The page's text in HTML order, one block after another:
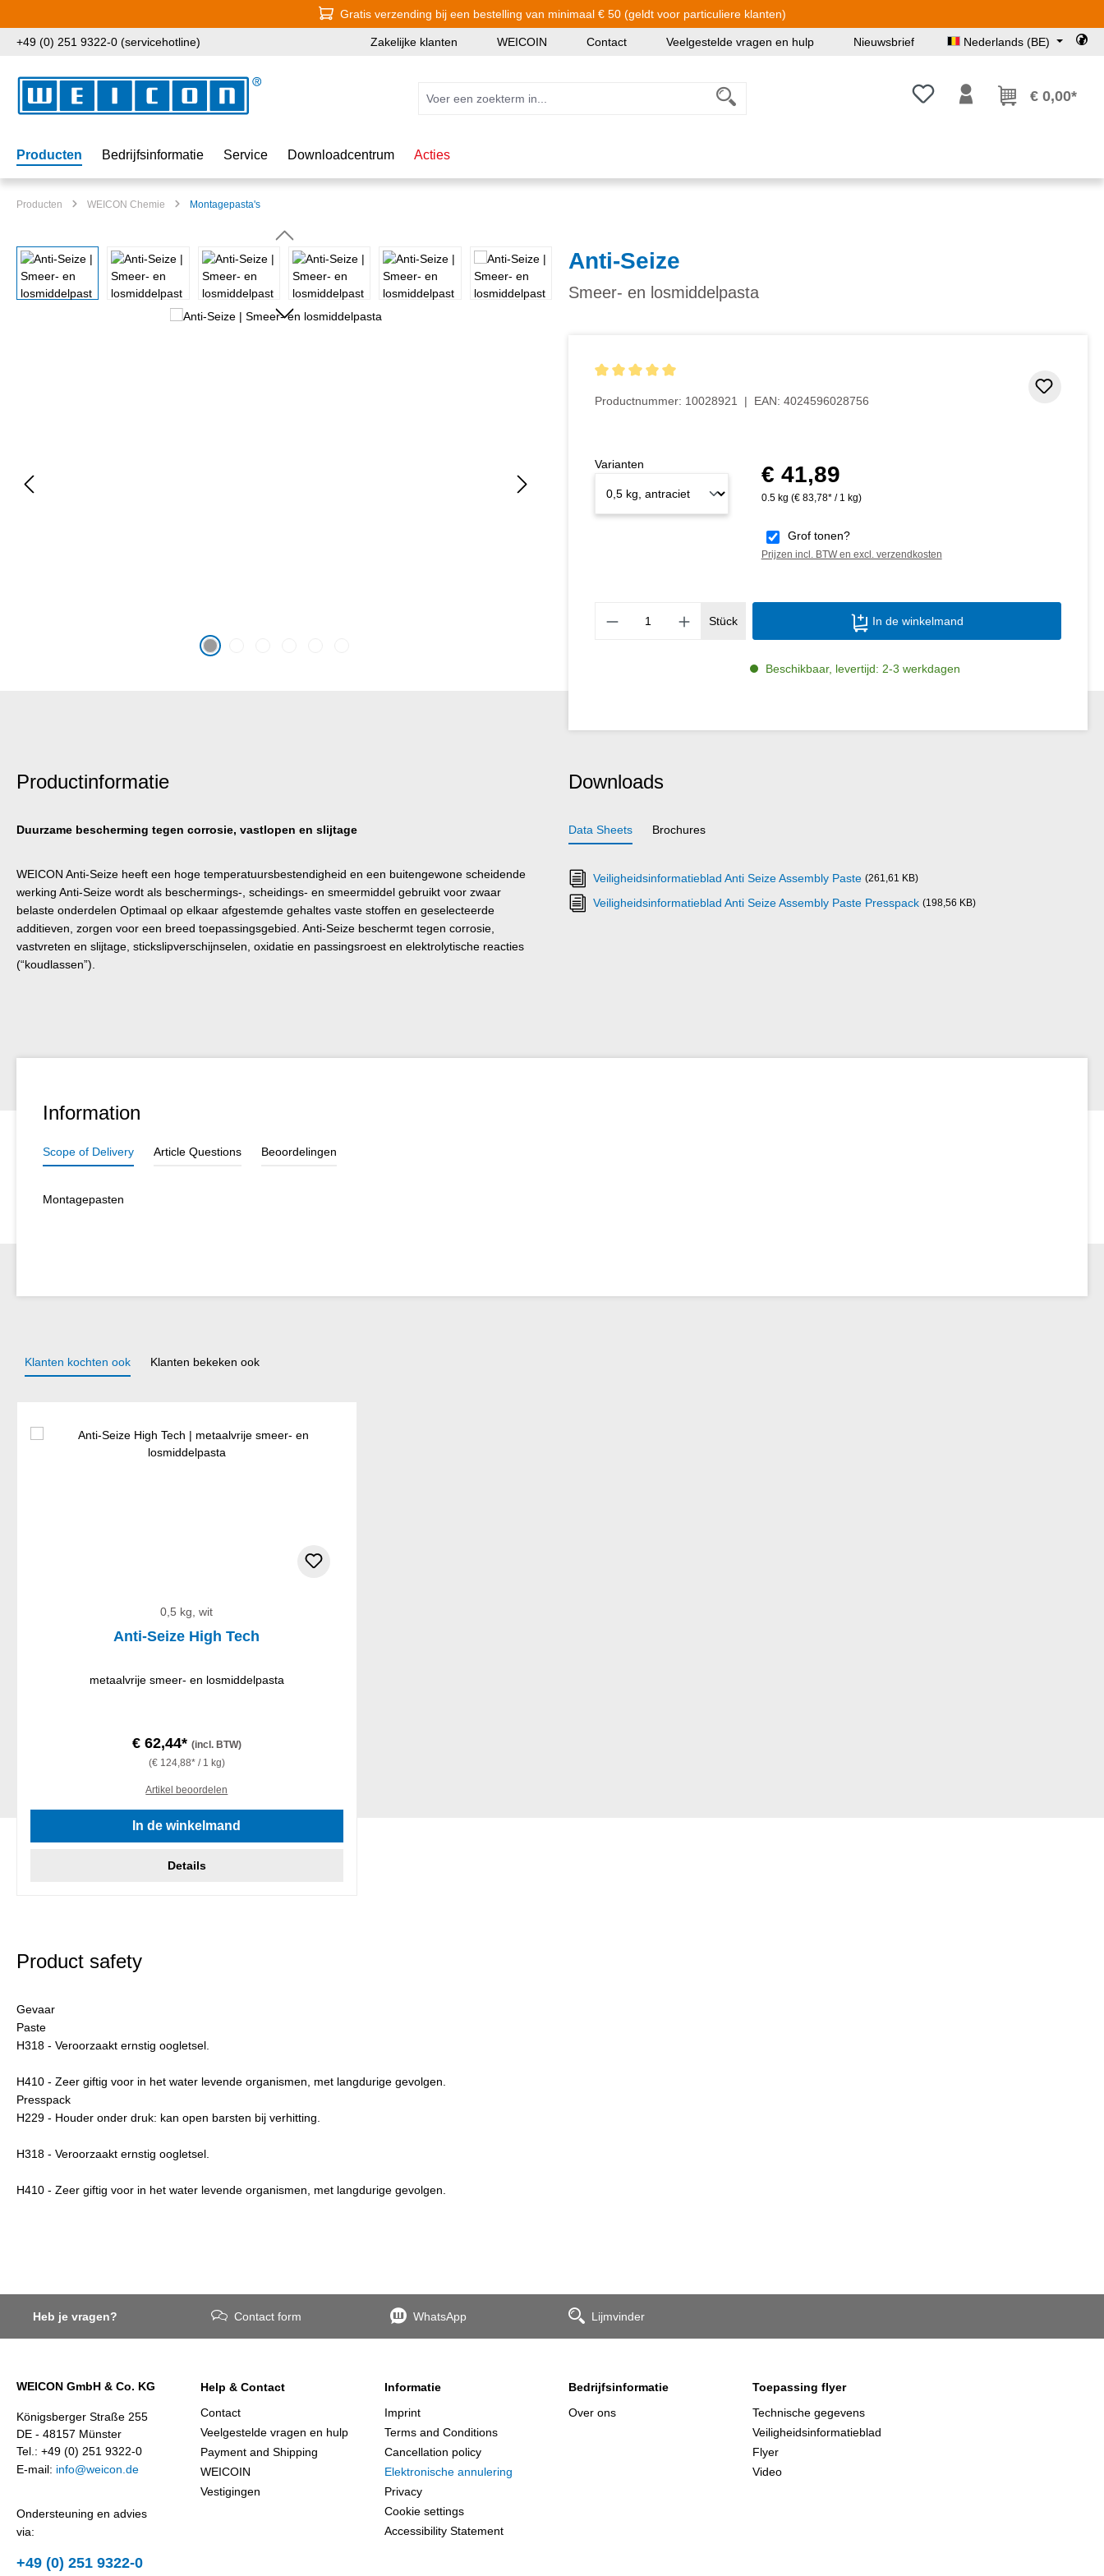
Gratis verzending bij een bestelling van minimaal € 50 (geldt voor particuliere klanten)
+49 (0) 251 9322-0 (servicehotline) Zakelijke klanten WEICOIN Contact Veelgestelde vragen en hulp Nieuwsbrief Nederlands (BE)
Je hebt 0 items op je€ 0,00*
Producten Bedrijfsinformatie Service Downloadcentrum Acties
Producten WEICON Chemie Montagepasta's
Afbeeldingengalerij overslaan Anti-Seize
Smeer- en losmiddelpasta
Productnummer: 10028921 | EAN: 4024596028756
Normale prijs:
€ 41,89
0.5 kg (€ 83,78* / 1 kg)
Grof tonen?
Prijzen incl. BTW en excl. verzendkosten
Varianten
Producthoeveelheid: Voer de gewenste
Stück In de winkelmand
Beschikbaar, levertijd: 2-3 werkdagen
Productinformatie
Duurzame bescherming tegen corrosie, vastlopen en slijtage
WEICON Anti-Seize heeft een hoge temperatuursbestendigheid en een buitengewone scheidende
werking Anti-Seize wordt als beschermings-, scheidings- en smeermiddel gebruikt voor zwaar
belaste onderdelen Optimaal op elkaar afgestemde gehaltes vaste stoffen en geselecteerde
additieven, zorgen voor een breed toepassingsgebied. Anti-Seize beschermt tegen corrosie,
vastvreten en slijtage, stickslipverschijnselen, oxidatie en passingsroest en elektrolytische reacties
(“koudlassen”).
Downloads
Data Sheets Brochures
Veiligheidsinformatieblad Anti Seize Assembly Paste (261,61 KB)
Veiligheidsinformatieblad Anti Seize Assembly Paste Presspack (198,56 KB)
Information
Scope of Delivery Article Questions Beoordelingen
Montagepasten
Klanten kochten ook Klanten bekeken ook
0,5 kg, wit
Anti-Seize High Tech
metaalvrije smeer- en losmiddelpasta
€ 62,44* (incl. BTW)
(€ 124,88* / 1 kg)
Artikel beoordelen
In de winkelmand
Details
Product safety
Gevaar
Paste
H318 - Veroorzaakt ernstig oogletsel.
H410 - Zeer giftig voor in het water levende organismen, met langdurige gevolgen.
Presspack
H229 - Houder onder druk: kan open barsten bij verhitting.
H318 - Veroorzaakt ernstig oogletsel.
H410 - Zeer giftig voor in het water levende organismen, met langdurige gevolgen.
Heb je vragen? Contact form WhatsApp Lijmvinder
WEICON GmbH & Co. KG
Königsberger Straße 255
DE - 48157 Münster
Tel.: +49 (0) 251 9322-0
E-mail: info@weicon.de
Ondersteuning en advies
via:
+49 (0) 251 9322-0
Help & Contact
Contact
Veelgestelde vragen en hulp
Payment and Shipping
WEICOIN
Vestigingen
Informatie
Imprint
Terms and Conditions
Cancellation policy
Elektronische annulering
Privacy
Cookie settings
Accessibility Statement
Bedrijfsinformatie
Over ons
Toepassing flyer
Technische gegevens
Veiligheidsinformatieblad
Flyer
Video